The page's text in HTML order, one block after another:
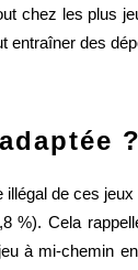
chez les plus
entraîner des
?
de ces
%). Cela
à mi-chemin